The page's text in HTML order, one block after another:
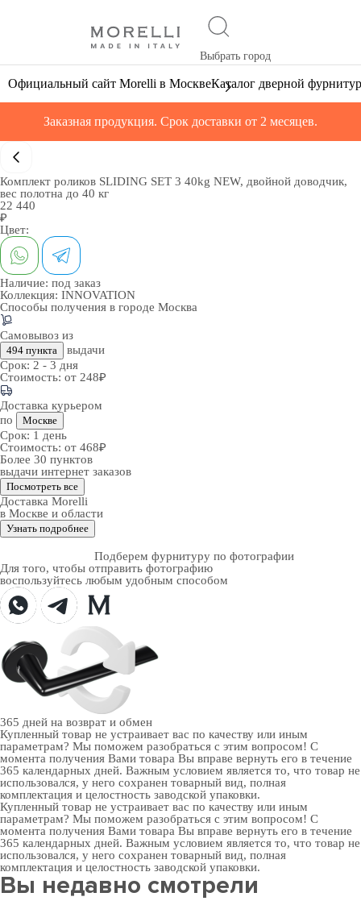
Выбрать город
Официальный сайт Morelli в МосквеКаталог дверной
Заказная продукция. Срок доставки от 2 месяцев.
Комплект роликов SLIDING SET 3 40kg NEW, двойной доводчик,
вес полотна до 40 кг
22 440
₽
Цвет:
Наличие: под заказ
Коллекция: INNOVATION
Способы получения в городе Москва
Самовывоз из
494 пункта
выдачи
Срок: 2 - 3 дня
Стоимость: от 248₽
Доставка курьером
по
Москве
Срок: 1 день
Стоимость: от 468₽
Более 30 пунктов
выдачи интернет заказов
Посмотреть все
Доставка Morelli
в Москве и области
Узнать подробнее
Подберем фурнитуру по фотографии
Для того, чтобы отправить фотографию
воспользуйтесь любым удобным способом
365 дней на возврат и обмен
Купленный товар не устраивает вас по качеству или иным
параметрам? Мы поможем разобраться с этим вопросом! С
момента получения Вами товара Вы вправе вернуть его в течение
365 календарных дней. Важным условием является то, что товар не
использовался, у него сохранен товарный вид, полная
комплектация и целостность заводской упаковки.
Купленный товар не устраивает вас по качеству или иным
параметрам? Мы поможем разобраться с этим вопросом! С
момента получения Вами товара Вы вправе вернуть его в течение
365 календарных дней. Важным условием является то, что товар не
использовался, у него сохранен товарный вид, полная
комплектация и целостность заводской упаковки.
Вы недавно смотрели